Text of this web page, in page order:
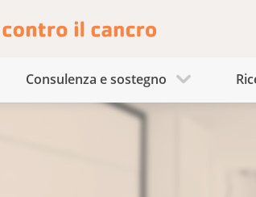
Consulenza e sostegno